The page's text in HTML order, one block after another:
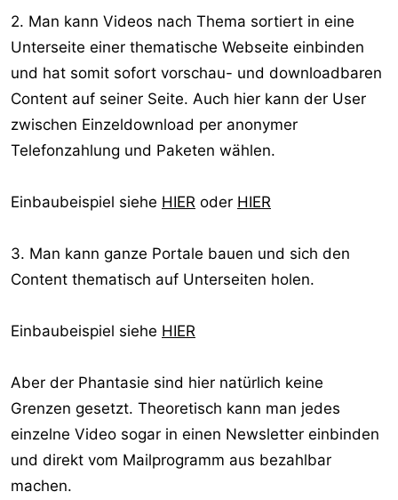
2. Man kann Videos nach Thema sortiert in eine
Unterseite einer thematische Webseite einbinden
und hat somit sofort vorschau- und downloadbaren
Content auf seiner Seite. Auch hier kann der User
zwischen Einzeldownload per anonymer
Telefonzahlung und Paketen wählen.
Einbaubeispiel siehe HIER oder HIER
3. Man kann ganze Portale bauen und sich den
Content thematisch auf Unterseiten holen.
Einbaubeispiel siehe HIER
Aber der Phantasie sind hier natürlich keine
Grenzen gesetzt. Theoretisch kann man jedes
einzelne Video sogar in einen Newsletter einbinden
und direkt vom Mailprogramm aus bezahlbar
machen.